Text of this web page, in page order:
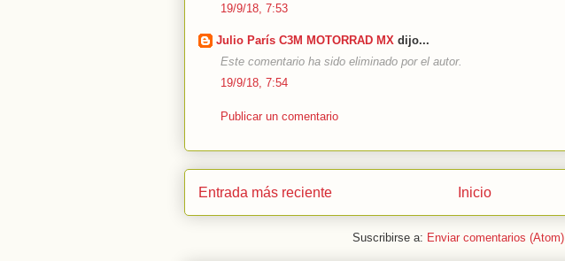
19/9/18, 7:53
Julio París C3M MOTORRAD MX dijo...
Este comentario ha sido eliminado por el autor.
19/9/18, 7:54
Publicar un comentario
Entrada más reciente Inicio
Suscribirse a: Enviar comentarios (Atom)